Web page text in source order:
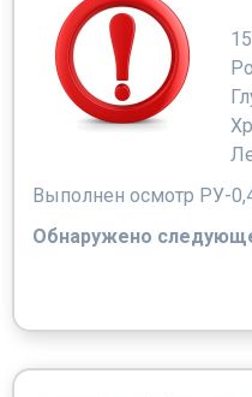
Выполнен осмотр РУ-
Обнаружено